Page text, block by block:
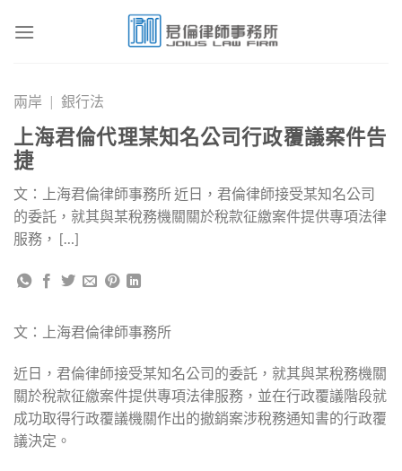
兩岸 | 銀行法
上海君倫代理某知名公司行政覆議案件告
捷
文：上海君倫律師事務所 近日，君倫律師接受某知名公司
的委託，就其與某稅務機關關於稅款征繳案件提供專項法律
服務， […]
文：上海君倫律師事務所
近日，君倫律師接受某知名公司的委託，就其與某稅務機關
關於稅款征繳案件提供專項法律服務，並在行政覆議階段就
成功取得行政覆議機關作出的撤銷案涉稅務通知書的行政覆
議決定。